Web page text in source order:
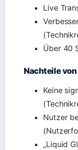
Live
Über 40
Nachteile von
Keine
Nutzer
„Liquid